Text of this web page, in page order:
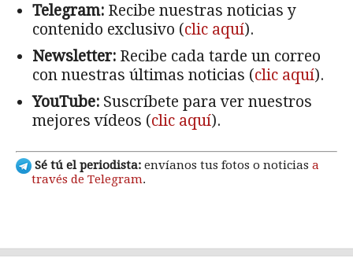
Telegram: Recibe nuestras noticias y
contenido exclusivo (clic aquí).
Newsletter: Recibe cada tarde un correo
con nuestras últimas noticias (clic aquí).
YouTube: Suscríbete para ver nuestros
mejores vídeos (clic aquí).
Sé tú el periodista: envíanos tus fotos o noticias a
través de Telegram.